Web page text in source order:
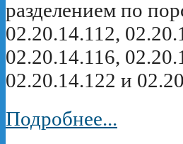
разделением по
02.20.14.112,
02.20.14.116,
02.20.14.122 и
Подробнее...